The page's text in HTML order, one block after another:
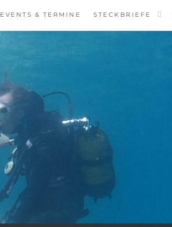
EVENTS & TERMINE STECKBRIEFE